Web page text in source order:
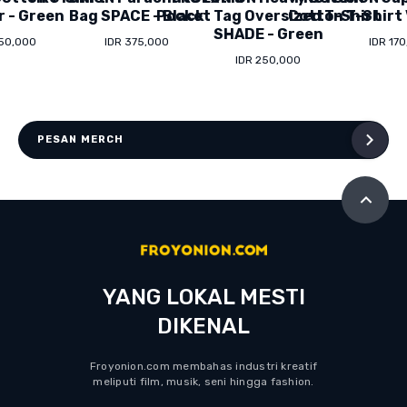
- Green Bag SPACE - Black
IDR 375,000
Pocket Tag Oversized T-Shirt
SHADE - Green
IDR 250,000
Cotton T-Shirt
IDR
PESAN MERCH
YANG LOKAL MESTI
DIKENAL
Froyonion.com membahas industri kreatif
meliputi film, musik, seni hingga fashion.